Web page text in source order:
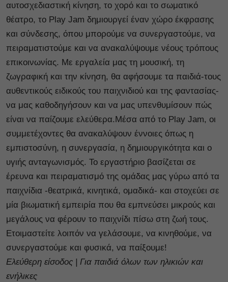
αυτοσχεδιαστική κίνηση, το χορό και το σωματικό
θέατρο, το Play Jam δημιουργεί έναν χώρο έκφρασης
και σύνδεσης, όπου μπορούμε να συνεργαστούμε, να
πειραματιστούμε και να ανακαλύψουμε νέους τρόπους
επικοινωνίας. Με εργαλεία μας τη μουσική, τη
ζωγραφική και την κίνηση, θα αφήσουμε τα παιδιά-τους
αυθεντικούς ειδικούς του παιχνιδιού και της φαντασίας-
να μας καθοδηγήσουν και να μας υπενθυμίσουν πώς
είναι να παίζουμε ελεύθερα.Μέσα από το Play Jam, οι
συμμετέχοντες θα ανακαλύψουν έννοιες όπως η
εμπιστοσύνη, η συνεργασία, η δημιουργικότητα και ο
υγιής ανταγωνισμός. Το εργαστήριο βασίζεται σε
έρευνα και πειραματισμό της ομάδας μας γύρω από τα
παιχνίδια -θεατρικά, κινητικά, ομαδικά- και στοχεύει σε
μία βιωματική εμπειρία που θα εμπνεύσει μικρούς και
μεγάλους να φέρουν το παιχνίδι πίσω στη ζωή τους.
Ετοιμαστείτε λοιπόν να γελάσουμε, να κινηθούμε, να
συνεργαστούμε και φυσικά, να παίξουμε!
Ελεύθερη είσοδος | Για παιδιά όλων των ηλικιών και
ενήλικες